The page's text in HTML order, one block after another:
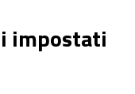
impostati